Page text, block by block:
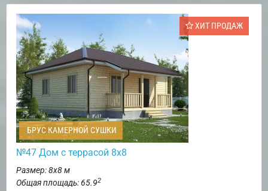
ХИТ ПРОДАЖ
БРУС КАМЕРНОЙ СУШКИ
№47 Дом с террасой 8х8
Размер: 8х8 м
Общая площадь: 65.92